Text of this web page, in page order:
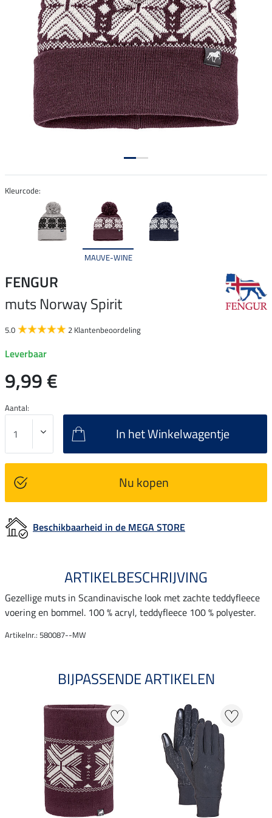
Kleurcode:
MAUVE-WINE
FENGUR
muts Norway Spirit
5.0 2 Klantenbeoordeling
Leverbaar
9,99 €
Aantal:
In het Winkelwagentje
Nu kopen
Beschikbaarheid in de MEGA STORE
ARTIKELBESCHRIJVING
Gezellige muts in Scandinavische look met zachte teddyfleece
voering en bommel. 100 % acryl, teddyfleece 100 % polyester.
Artikelnr.: 580087--MW
BIJPASSENDE ARTIKELEN